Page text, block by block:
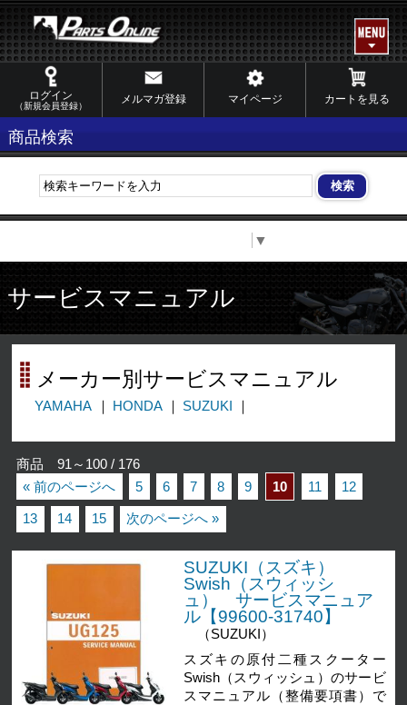
ログイン
（新規会員登録）
メルマガ登録 マイページ カートを見る
商品検索
▼
サービスマニュアル
メーカー別サービスマニュアル
YAMAHA HONDA SUZUKI
商品 91～100 / 176
« 前のページへ
5 6 7 8 9 10 11 12
13 14 15 次のページへ »
SUZUKI（スズキ）
Swish（スウィッシ
ュ） サービスマニュア
ル【99600-31740】
（SUZUKI）
スズキの原付二種スクーター
Swish（スウィッシュ）のサービ
スマニュアル（整備要項書）で